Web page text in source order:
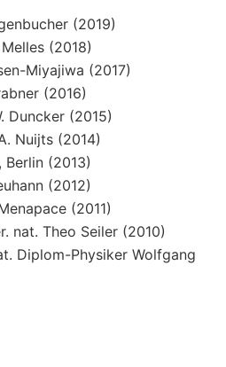
(2019)
(2018)
Miyajiwa (2017)
(2016)
Duncker (2015)
Nuijts (2014)
Berlin (2013)
(2012)
(2011)
nat. Theo Seiler (2010)
Diplom-Physiker Wolfgang